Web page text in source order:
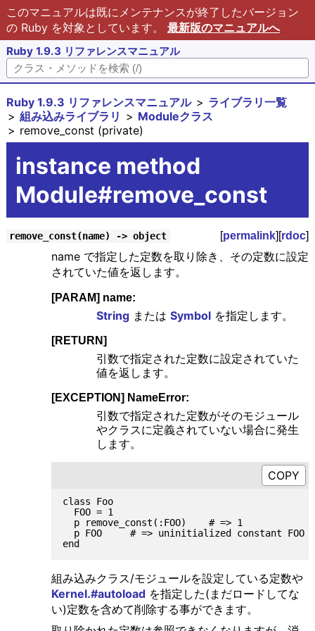
このマニュアルは既にメンテナンスが終了したバージョン
の Ruby を対象としています。 最新版のマニュアルへ
Ruby 1.9.3 リファレンスマニュアル
Ruby 1.9.3 リファレンスマニュアル
ライブラリ一覧
組み込みライブラリ
Moduleクラス
remove_const (private)
instance method
Module#remove_const
remove_const(name) -> object [permalink][rdoc]
name で指定した定数を取り除き、その定数に設定
されていた値を返します。
[PARAM] name:
Stringまたは Symbolを指定します。
[RETURN]
引数で指定された定数に設定されていた
値を返します。
[EXCEPTION] NameError:
引数で指定された定数がそのモジュール
やクラスに定義されていない場合に発生
します。
class Foo
  FOO = 1
  p remove_const(:FOO)    # => 1
p FOO     # => uninitialized constant FOO
end
組み込みクラス/モジュールを設定している定数や
Kernel.#autoloadを指定した(まだロードしてな
い)定数を含めて削除する事ができます。